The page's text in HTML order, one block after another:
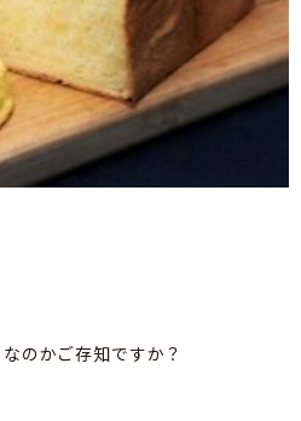
のかご存知ですか？